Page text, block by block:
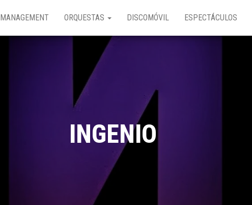
MANAGEMENT ORQUESTAS DISCOMÓVIL ESPECTÁCULOS
INGENIO